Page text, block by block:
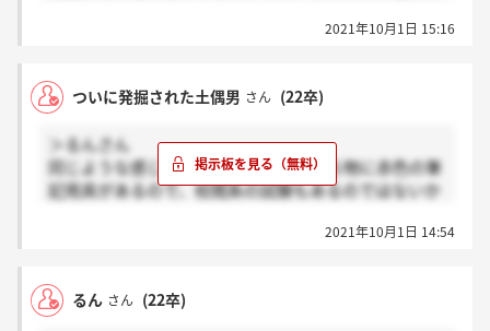
2021年10月1日 15:16
ついに発掘された土偶男 さん (22卒)
＞るんさん
同じような感じだとは思いますが、持ち物に赤色の筆
記用具があるので、校閲系の試験もあるのではないか
2021年10月1日 14:54
るん さん (22卒)